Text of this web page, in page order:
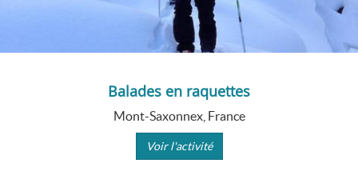
Balades en raquettes
Mont-Saxonnex, France
Voir l'activité